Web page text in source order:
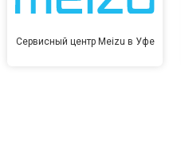
Сервисный центр Meizu в Уфе